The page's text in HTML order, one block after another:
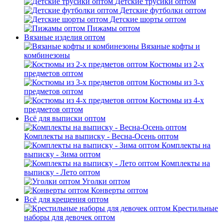
Детские футболки оптом
Детские шорты оптом
Пижамы оптом
Вязаные изделия оптом
Вязаные кофты и
комбинезоны
Костюмы из 2-х
предметов оптом
Костюмы из 3-х
предметов оптом
Костюмы из 4-х
предметов оптом
Всё для выписки оптом
Комплекты на выписку - Весна-Осень оптом
Комплекты на
выписку - Зима оптом
Комплекты на
выписку - Лето оптом
Уголки оптом
Конверты оптом
Всё для крещения оптом
Крестильные
наборы для девочек оптом